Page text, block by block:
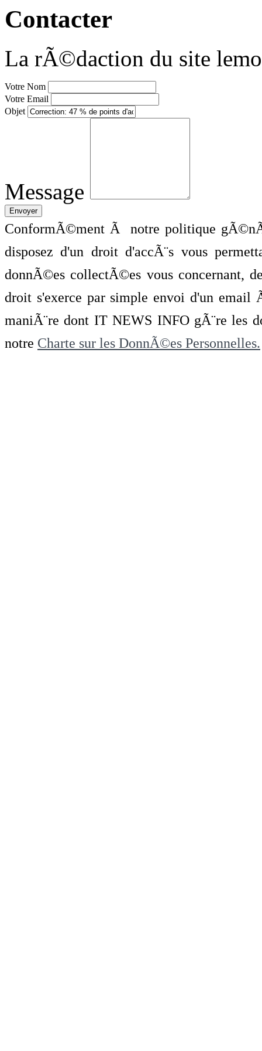
Contacter
La rÃ©daction du site
Votre Nom
Votre Email
Objet
Message
ConformÃ©ment Ã notre politique
disposez d'un droit d'accÃ¨s vous
donnÃ©es collectÃ©es vous concernant,
droit s'exerce par simple envoi d'un
maniÃ¨re dont IT NEWS INFO gÃ¨re les
notre Charte sur les DonnÃ©es Personnelles.